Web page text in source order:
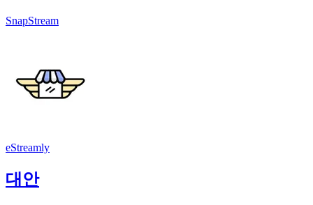
SnapStream
eStreamly
대안